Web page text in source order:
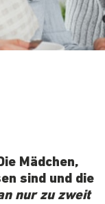
Mädchen,
sind und die
nur zu zweit